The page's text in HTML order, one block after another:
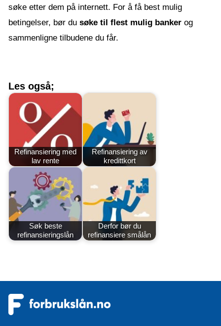
søke etter dem på internett. For å få best mulig
betingelser, bør du søke til flest mulig banker og
sammenligne tilbudene du får.
Les også;
Refinansiering med
lav rente
Refinansiering av
kredittkort
Søk beste
refinansieringslån
Derfor bør du
refinansiere smålån